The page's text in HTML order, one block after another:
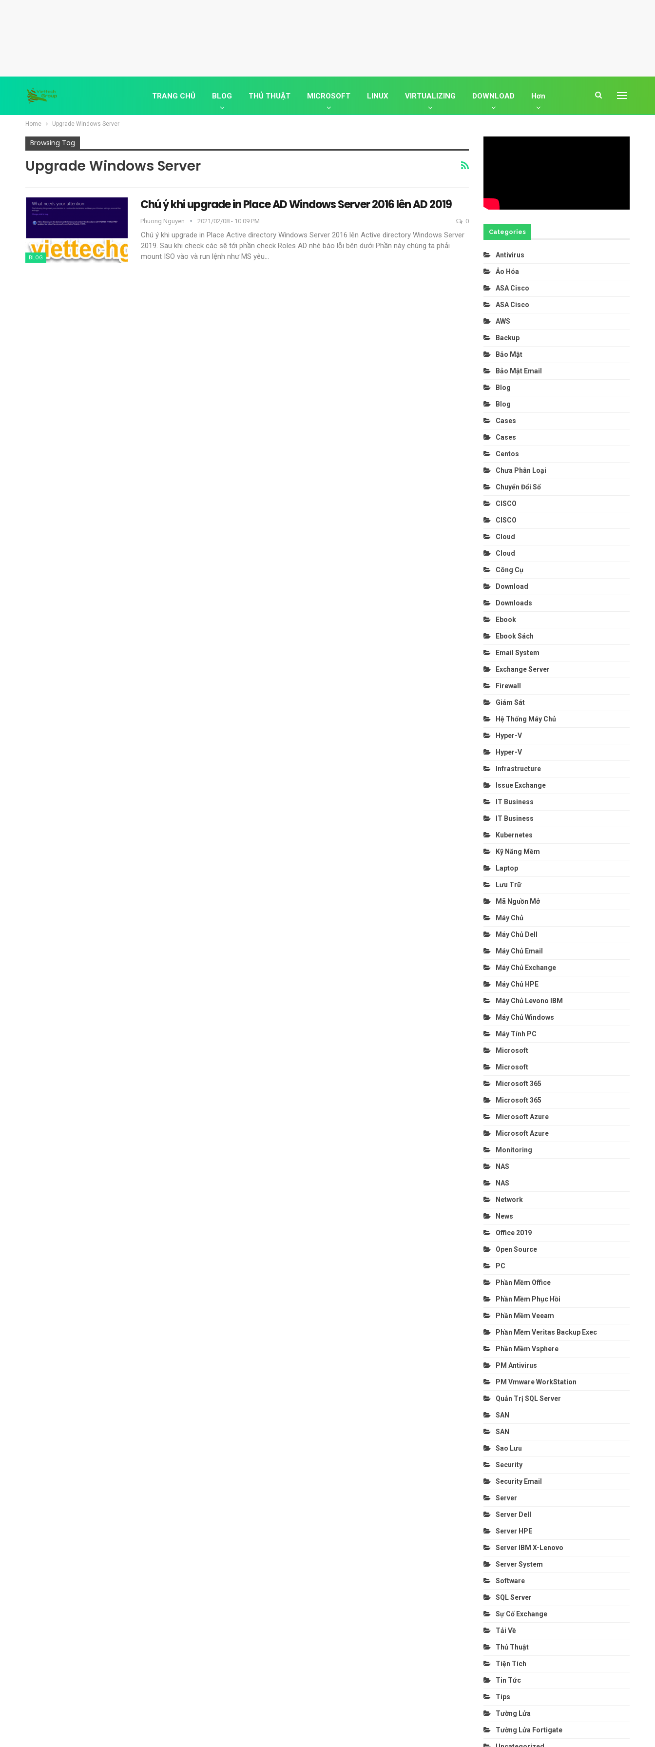
TRANG CHỦ BLOG THỦ THUẬT MICROSOFT LINUX VIRTUALIZING DOWNLOAD Hơn
Home Upgrade Windows Server
Browsing Tag
Upgrade Windows Server
BLOG
Chú ý khi upgrade in Place AD Windows Server 2016 lên AD 2019
Phuong.nguyen 2021/02/08 - 10:09 PM 0
Chú ý khi upgrade in Place Active directory Windows Server 2016 lên Active directory Windows Server
2019. Sau khi check các sẽ tới phần check Roles AD nhé báo lỗi bên dưới Phần này chúng ta phải
mount ISO vào và run lệnh như MS yêu…
Categories
Antivirus
Ảo Hóa
ASA Cisco
ASA Cisco
AWS
Backup
Bảo Mật
Bảo Mật Email
Blog
Blog
Cases
Cases
Centos
Chưa Phân Loại
Chuyển Đổi Số
CISCO
CISCO
Cloud
Cloud
Công Cụ
Download
Downloads
Ebook
Ebook Sách
Email System
Exchange Server
Firewall
Giám Sát
Hệ Thống Máy Chủ
Hyper-V
Hyper-V
Infrastructure
Issue Exchange
IT Business
IT Business
Kubernetes
Kỹ Năng Mềm
Laptop
Lưu Trữ
Mã Nguồn Mở
Máy Chủ
Máy Chủ Dell
Máy Chủ Email
Máy Chủ Exchange
Máy Chủ HPE
Máy Chủ Levono IBM
Máy Chủ Windows
Máy Tính PC
Microsoft
Microsoft
Microsoft 365
Microsoft 365
Microsoft Azure
Microsoft Azure
Monitoring
NAS
NAS
Network
News
Office 2019
Open Source
PC
Phần Mềm Office
Phần Mềm Phục Hồi
Phần Mềm Veeam
Phần Mềm Veritas Backup Exec
Phần Mềm Vsphere
PM Antivirus
PM Vmware WorkStation
Quản Trị SQL Server
SAN
SAN
Sao Lưu
Security
Security Email
Server
Server Dell
Server HPE
Server IBM X-Lenovo
Server System
Software
SQL Server
Sự Cố Exchange
Tải Về
Thủ Thuật
Tiện Tích
Tin Tức
Tips
Tường Lửa
Tường Lửa Fortigate